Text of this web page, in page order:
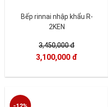
Bếp rinnai nhập khẩu R-
2KEN
3,450,000 đ
3,100,000 đ
-12%